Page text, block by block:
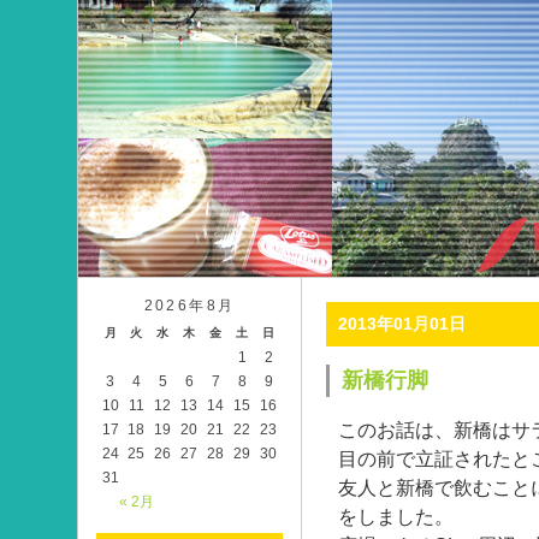
2013年01月01日
新橋行脚
このお話は、新橋は
目の前で立証された
友人と新橋で飲むこと
をしました。
2026年8月
月 火 水 木 金 土 日
« 2月
1
2
3
4 5 6 7 8
9
10
11 12 13 14 15
16
17
18 19 20 21 22
23
24 25 26 27 28 29
30
31